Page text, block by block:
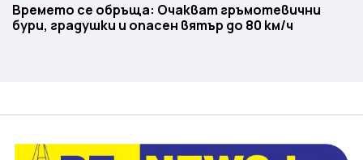
Времето се обръща: Очакват гръмотевични
бури, градушки и опасен вятър до 80 км/ч